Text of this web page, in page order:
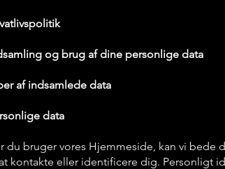
og brug af dine personlige data
af indsamlede data
data
du bruger vores Hjemmeside, kan vi bede
kontakte eller identificere dig. Personligt